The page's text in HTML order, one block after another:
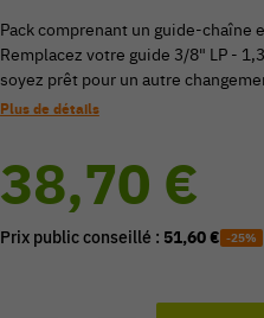
Pack comprenant un guide-chaîne
Remplacez votre guide 3/8" LP -
soyez prêt pour un autre
Plus de détails
38,70 €
Prix public conseillé : 51,60 € -25%